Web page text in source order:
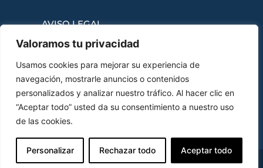
Valoramos tu privacidad
Usamos cookies para mejorar su experiencia de
navegación, mostrarle anuncios o contenidos
personalizados y analizar nuestro tráfico. Al hacer clic en
“Aceptar todo” usted da su consentimiento a nuestro uso
de las cookies.
Personalizar Rechazar todo Aceptar todo
AVISO LEGAL
CONTRATACIÓN
ENVÍOS Y DEVOLUCIONES
© Oviedo Club Baloncesto All Rights Reserved.